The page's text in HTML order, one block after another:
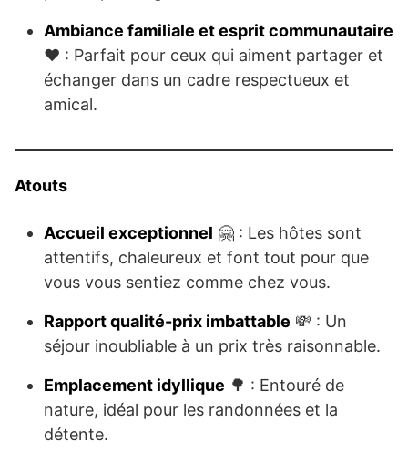
Ambiance familiale et esprit communautaire
❤️ : Parfait pour ceux qui aiment partager et
échanger dans un cadre respectueux et
amical.
Atouts
Accueil exceptionnel 🤗 : Les hôtes sont
attentifs, chaleureux et font tout pour que
vous vous sentiez comme chez vous.
Rapport qualité-prix imbattable 💸 : Un
séjour inoubliable à un prix très raisonnable.
Emplacement idyllique 🌳 : Entouré de
nature, idéal pour les randonnées et la
détente.